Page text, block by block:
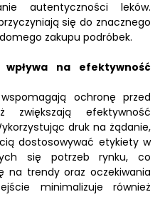
autentyczności leków.
się do znacznego
zakupu podróbek.
na efektywność
ochronę przed
zwiększają efektywność
druk na żądanie,
dostosowywać etykiety w
się potrzeb rynku, co
na trendy oraz oczekiwania
minimalizuje również